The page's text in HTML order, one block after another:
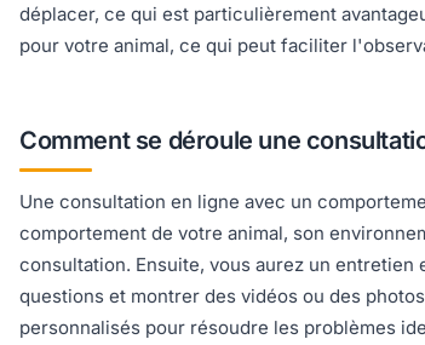
déplacer, ce qui est particulièrement
pour votre animal, ce qui peut faciliter
Comment se déroule une
Une consultation en ligne avec un
comportement de votre animal, son
consultation. Ensuite, vous aurez un
questions et montrer des vidéos ou des
personnalisés pour résoudre les problèmes